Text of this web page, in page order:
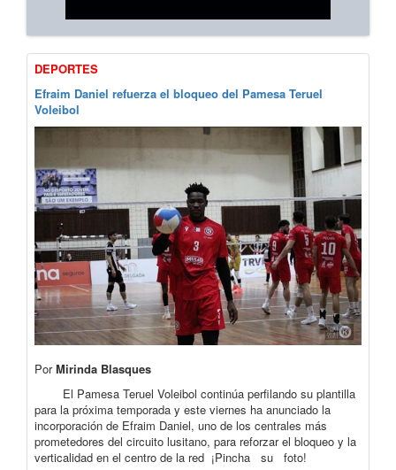
DEPORTES
Efraim Daniel refuerza el bloqueo del Pamesa Teruel
Voleibol
PorMirinda Blasques
El Pamesa Teruel Voleibol continúa perfilando su plantilla
para la próxima temporada y este viernes ha anunciado la
incorporación de Efraim Daniel, uno de los centrales más
prometedores del circuito lusitano, para reforzar el bloqueo y la
verticalidad en el centro de la red ¡Pincha su foto!